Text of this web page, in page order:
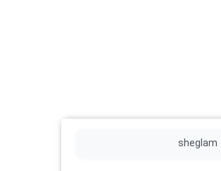
sheglam